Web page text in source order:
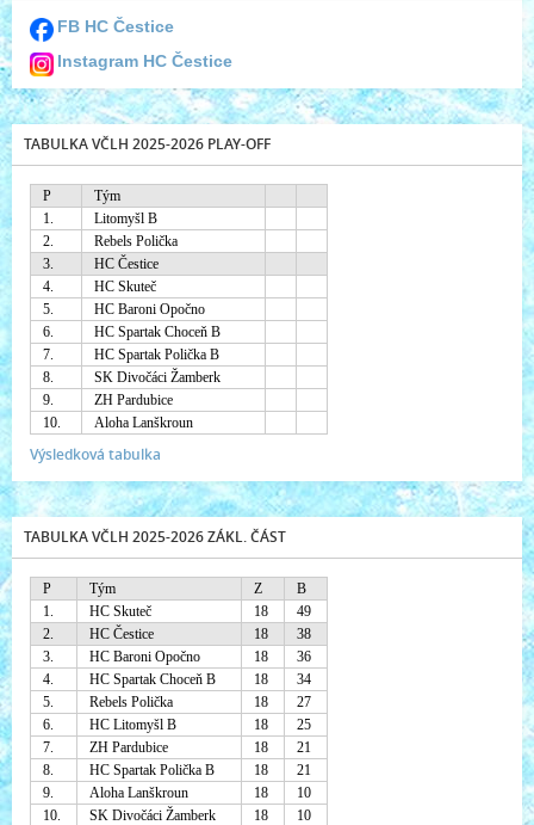
FB HC Čestice
Instagram HC Čestice
TABULKA VČLH 2025-2026 PLAY-OFF
P
Tým
1.
Litomyšl B
2.
Rebels Polička
3.
HC Čestice
4.
HC Skuteč
5.
HC Baroni Opočno
6.
HC Spartak Choceň B
7.
HC Spartak Polička B
8.
SK Divočáci Žamberk
9.
ZH Pardubice
10.
Aloha Lanškroun
Výsledková tabulka
TABULKA VČLH 2025-2026 ZÁKL. ČÁST
P Tým Z
B
1.
HC Skuteč 18
49
2.
HC Čestice 18
38
3.
HC Baroni Opočno 18
36
4.
HC Spartak Choceň B 18
34
5.
Rebels Polička 18
27
6.
HC Litomyšl B 18
25
7.
ZH Pardubice 18
21
8.
HC Spartak Polička B 18
21
9.
Aloha Lanškroun 18
10
10.
SK Divočáci Žamberk 18 10